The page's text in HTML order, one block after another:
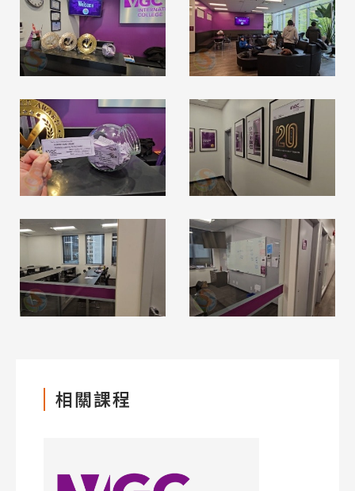
熱門搜尋：
Latest News 最新消息
Promotion 最新優惠
Program 課程選擇
SEC 知識庫
相關課程